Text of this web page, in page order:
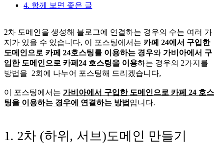
4. 함께 보면 좋은 글
2차 도메인을 생성해 블로그에 연결하는 경우의 수는 여러 가
지가 있을 수 있습니다, 이 포스팅에서는 카페 24에서 구입한
도메인으로 카페 24호스팅를 이용하는 경우와 가비아에서 구
입한 도메인으로 카페24 호스팅을 이용하는 경우의 2가지를
방법을 2회에 나누어 포스팅해 드리겠습니다,
이 포스팅에서는 가비아에서 구입한 도메인으로 카페 24 호스
팅을 이용하는 경우에 연결하는 방법 입니다.
1. 2차 (하위, 서브)도메인 만들기